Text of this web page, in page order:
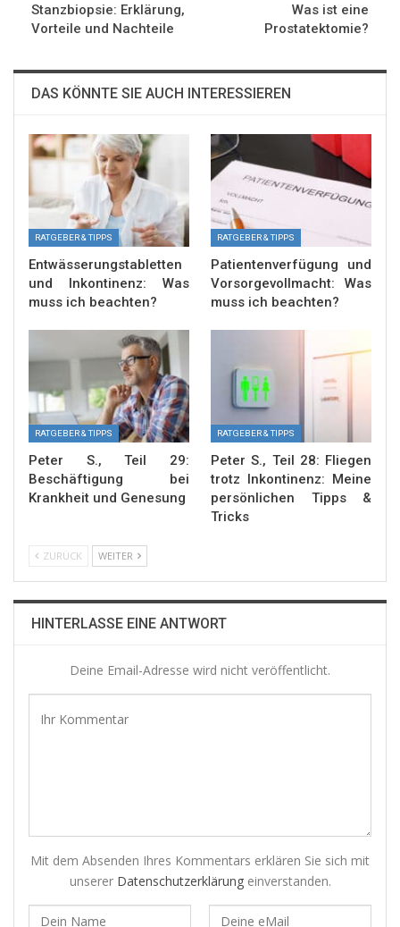
Stanzbiopsie: Erklärung,
Vorteile und Nachteile
Was ist eine
Prostatektomie?
DAS KÖNNTE SIE AUCH INTERESSIEREN
RATGEBER & TIPPS
Entwässerungstabletten
und Inkontinenz: Was
muss ich beachten?
RATGEBER & TIPPS
Patientenverfügung und
Vorsorgevollmacht: Was
muss ich beachten?
RATGEBER & TIPPS
Peter S., Teil 29:
Beschäftigung bei
Krankheit und Genesung
RATGEBER & TIPPS
Peter S., Teil 28: Fliegen
trotz Inkontinenz: Meine
persönlichen Tipps &
Tricks
ZURÜCK WEITER
HINTERLASSE EINE ANTWORT
Deine Email-Adresse wird nicht veröffentlicht.
Mit dem Absenden Ihres Kommentars erklären Sie sich mit
unserer Datenschutzerklärungeinverstanden.